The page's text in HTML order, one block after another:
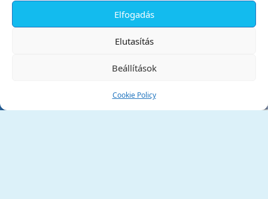
Elfogadás
Elutasítás
Beállítások
Cookie Policy
Tata Város Önkormányzata
✕